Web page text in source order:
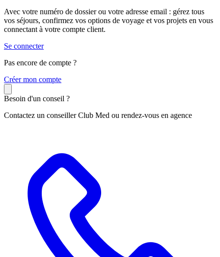
Avec votre numéro de dossier ou votre adresse email : gérez tous
vos séjours, confirmez vos options de voyage et vos projets en vous
connectant à votre compte client.
Se connecter
Pas encore de compte ?
Créer mon compte
Besoin d'un conseil ?
Contactez un conseiller Club Med ou rendez-vous en agence